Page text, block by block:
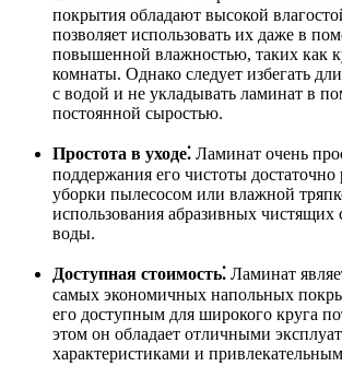
покрытия обладают высокой
позволяет использовать их даже в
повышенной влажностью, таких как
комнаты. Однако следует избегать
с водой и не укладывать ламинат в
постоянной сыростью.
Простота в уходе⁚ Ламинат очень
поддержания его чистоты достаточно
уборки пылесосом или влажной
использования абразивных чистящих
воды.
Доступная стоимость⁚ Ламинат
самых экономичных напольных
его доступным для широкого круга
этом он обладает отличными
характеристиками и